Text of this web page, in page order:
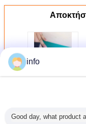
info
Good day, what product